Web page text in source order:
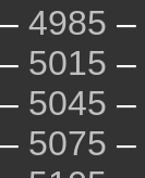
– 4985 –
– 5015 –
– 5045 –
– 5075 –